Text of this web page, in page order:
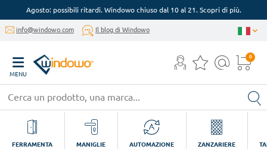
Agosto: possibili ritardi. Windowo chiuso dal 10 al 21. Scopri di più.
info@windowo.com Il blog di Windowo
MENU
0
FERRAMENTA MANIGLIE AUTOMAZIONE ZANZARIERE